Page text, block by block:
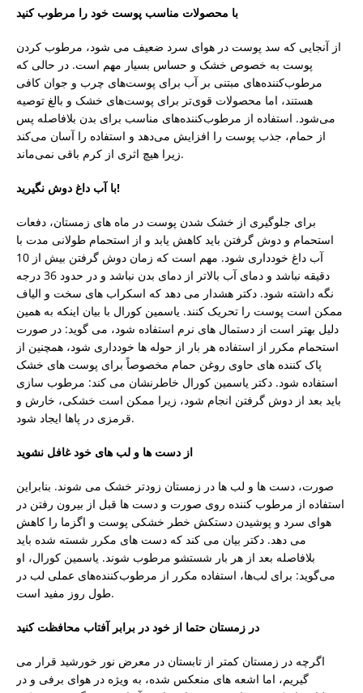
با محصولات مناسب پوست خود را مرطوب کنید
از آنجایی که سد پوست در هوای سرد ضعیف می شود، مرطوب کردن
پوست به خصوص خشک و حساس بسیار مهم است. در حالی که
مرطوب‌کننده‌های مبتنی بر آب برای پوست‌های چرب و جوان کافی
هستند، اما محصولات قوی‌تر برای پوست‌های خشک و بالغ توصیه
می‌شود. استفاده از مرطوب‌کننده‌های مناسب برای بدن بلافاصله پس
از حمام، جذب پوست را افزایش می‌دهد و استفاده را آسان می‌کند
زیرا هیچ اثری از کرم باقی نمی‌ماند.
با آب داغ دوش نگیرید!
برای جلوگیری از خشک شدن پوست در ماه های زمستان، دفعات
استحمام و دوش گرفتن باید کاهش یابد و از استحمام طولانی مدت با
آب داغ خودداری شود. مهم است که زمان دوش گرفتن بیش از 10
دقیقه نباشد و دمای آب بالاتر از دمای بدن نباشد و در حدود 36 درجه
نگه داشته شود. دکتر هشدار می دهد که اسکراب های سخت و الیاف
ممکن است پوست را تحریک کنند. یاسمین کورال با بیان اینکه به همین
دلیل بهتر است از دستمال های نرم استفاده شود، می گوید: در صورت
استحمام مکرر از استفاده هر بار از حوله ها خودداری شود، همچنین از
پاک کننده های حاوی روغن حمام مخصوصاً برای پوست های خشک
استفاده شود. دکتر یاسمین کورال خاطرنشان می کند: مرطوب سازی
باید بعد از دوش گرفتن انجام شود، زیرا ممکن است خشکی، خارش و
قرمزی در پاها ایجاد شود.
از دست ها و لب های خود غافل نشوید
صورت، دست ها و لب ها در زمستان زودتر خشک می شوند. بنابراین
استفاده از مرطوب کننده روی صورت و دست ها قبل از بیرون رفتن در
هوای سرد و پوشیدن دستکش خطر خشکی پوست و اگزما را کاهش
می دهد. دکتر بیان می کند که دست های مکرر شسته شده باید
بلافاصله بعد از هر بار شستشو مرطوب شوند. یاسمین کورال، او
می‌گوید: برای لب‌ها، استفاده مکرر از مرطوب‌کننده‌های عملی لب در
طول روز مفید است.
در زمستان حتما از خود در برابر آفتاب محافظت کنید
اگرچه در زمستان کمتر از تابستان در معرض نور خورشید قرار می
گیریم، اما اشعه های منعکس شده، به ویژه در هوای برفی و در